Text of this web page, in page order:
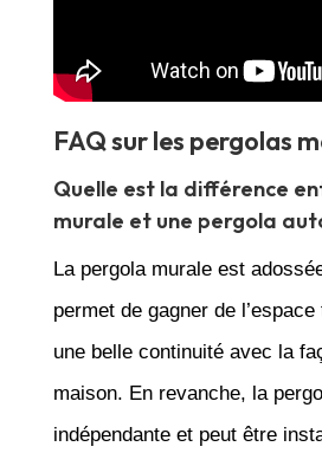
FAQ sur les pergolas
Quelle est la différence
murale et une pergola
La pergola murale est
permet de gagner de
une belle continuité avec la
maison. En revanche, la
indépendante et peut être